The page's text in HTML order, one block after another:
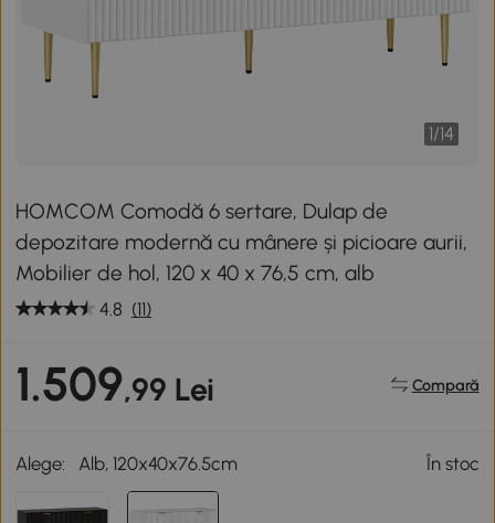
1/14
HOMCOM Comodă 6 sertare, Dulap de
depozitare modernă cu mânere și picioare aurii,
Mobilier de hol, 120 x 40 x 76,5 cm, alb
4.8 (11)
1.509,99 Lei Compară
Alege: Alb, 120x40x76.5cm În stoc